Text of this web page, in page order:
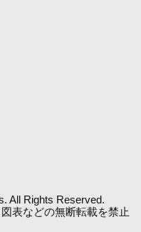
All Rights Reserved.
表などの無断転載を禁止